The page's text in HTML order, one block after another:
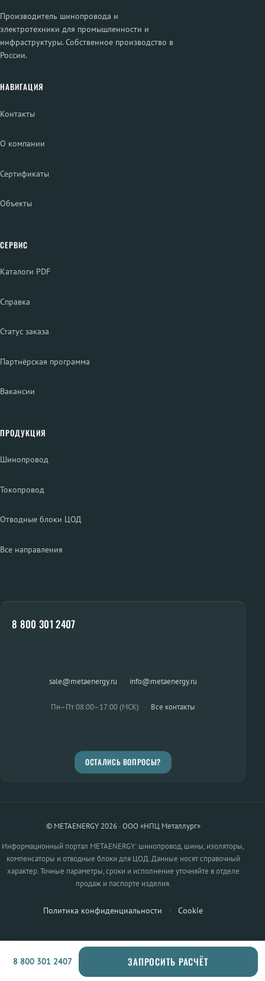
Производитель шинопровода и
электротехники для промышленности и
инфраструктуры. Собственное производство в
России.
НАВИГАЦИЯ
Контакты
О компании
Сертификаты
Объекты
СЕРВИС
Каталоги PDF
Справка
Статус заказа
Партнёрская программа
Вакансии
ПРОДУКЦИЯ
Шинопровод
Токопровод
Отводные блоки ЦОД
Все направления
8 800 301 2407
sale@metaenergy.ru · info@metaenergy.ru
Пн–Пт 08:00–17:00 (МСК) · Все контакты
ОСТАЛИСЬ ВОПРОСЫ?
© METAENERGY 2026 · ООО «НПЦ Металлург»
Информационный портал METAENERGY: шинопровод, шины, изоляторы,
компенсаторы и отводные блоки для ЦОД. Данные носят справочный
характер. Точные параметры, сроки и исполнение уточняйте в отделе
продаж и паспорте изделия.
Политика конфиденциальности · Cookie
8 800 301 2407 ЗАПРОСИТЬ РАСЧЁТ